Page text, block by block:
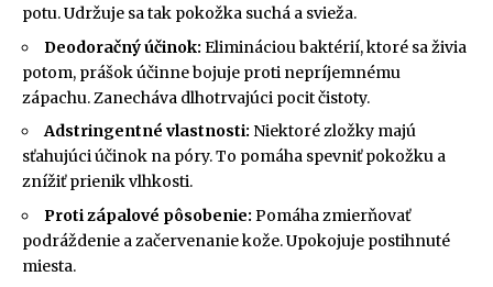
potu. Udržuje sa tak pokožka suchá a svieža.
Deodoračný účinok: Elimináciou baktérií, ktoré sa živia
potom, prášok účinne bojuje proti nepríjemnému
zápachu. Zanecháva dlhotrvajúci pocit čistoty.
Adstringentné vlastnosti: Niektoré zložky majú
sťahujúci účinok na póry. To pomáha spevniť pokožku a
znížiť prienik vlhkosti.
Proti zápalové pôsobenie: Pomáha zmierňovať
podráždenie a začervenanie kože. Upokojuje postihnuté
miesta.